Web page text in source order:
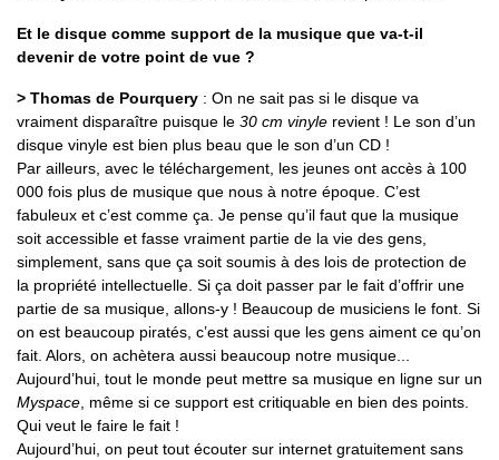
Et le disque comme support de la musique que va-t-il
devenir de votre point de vue ?
> Thomas de Pourquery : On ne sait pas si le disque va
vraiment disparaître puisque le 30 cm vinyle revient ! Le son d’un
disque vinyle est bien plus beau que le son d’un CD !
Par ailleurs, avec le téléchargement, les jeunes ont accès à 100
000 fois plus de musique que nous à notre époque. C’est
fabuleux et c’est comme ça. Je pense qu’il faut que la musique
soit accessible et fasse vraiment partie de la vie des gens,
simplement, sans que ça soit soumis à des lois de protection de
la propriété intellectuelle. Si ça doit passer par le fait d’offrir une
partie de sa musique, allons-y ! Beaucoup de musiciens le font. Si
on est beaucoup piratés, c’est aussi que les gens aiment ce qu’on
fait. Alors, on achètera aussi beaucoup notre musique...
Aujourd’hui, tout le monde peut mettre sa musique en ligne sur un
Myspace , même si ce support est critiquable en bien des points.
Qui veut le faire le fait !
Aujourd’hui, on peut tout écouter sur internet gratuitement sans